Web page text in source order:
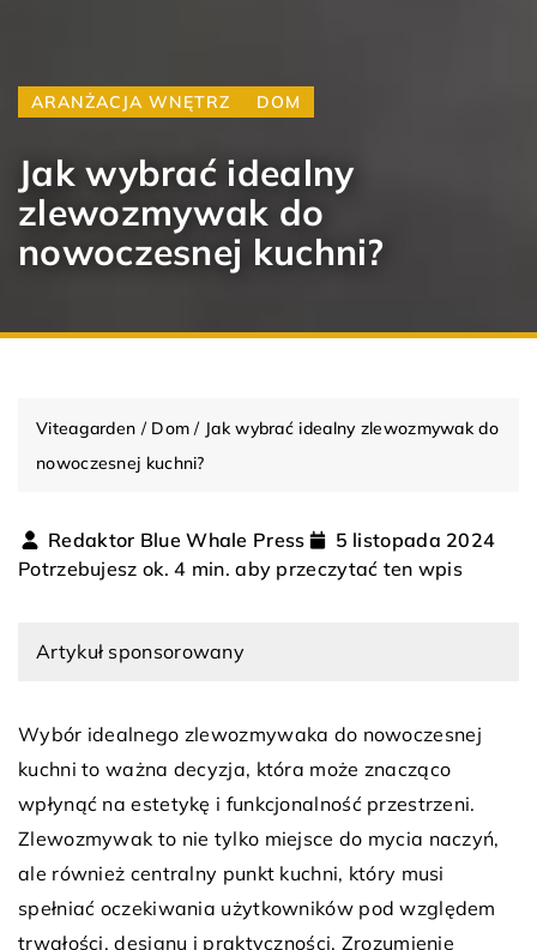
ARANŻACJA WNĘTRZ DOM
Jak wybrać idealny
zlewozmywak do
nowoczesnej kuchni?
Viteagarden / Dom / Jak wybrać idealny zlewozmywak do
nowoczesnej kuchni?
Redaktor Blue Whale Press
5 listopada 2024
Potrzebujesz ok. 4 min. aby przeczytać ten wpis
Artykuł sponsorowany
Wybór idealnego zlewozmywaka do nowoczesnej
kuchni to ważna decyzja, która może znacząco
wpłynąć na estetykę i funkcjonalność przestrzeni.
Zlewozmywak to nie tylko miejsce do mycia naczyń,
ale również centralny punkt kuchni, który musi
spełniać oczekiwania użytkowników pod względem
trwałości, designu i praktyczności. Zrozumienie